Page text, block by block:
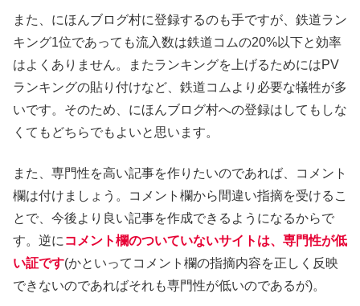
また、にほんブログ村に登録するのも手ですが、鉄道ラン
キング1位であっても流入数は鉄道コムの20%以下と効率
はよくありません。またランキングを上げるためにはPV
ランキングの貼り付けなど、鉄道コムより必要な犠牲が多
いです。そのため、にほんブログ村への登録はしてもしな
くてもどちらでもよいと思います。
また、専門性を高い記事を作りたいのであれば、コメント
欄は付けましょう。コメント欄から間違い指摘を受けるこ
とで、今後より良い記事を作成できるようになるからで
す。逆に コメント欄のついていないサイトは、専門性が低
い証です(かといってコメント欄の指摘内容を正しく反映
できないのであればそれも専門性が低いのであるが)。